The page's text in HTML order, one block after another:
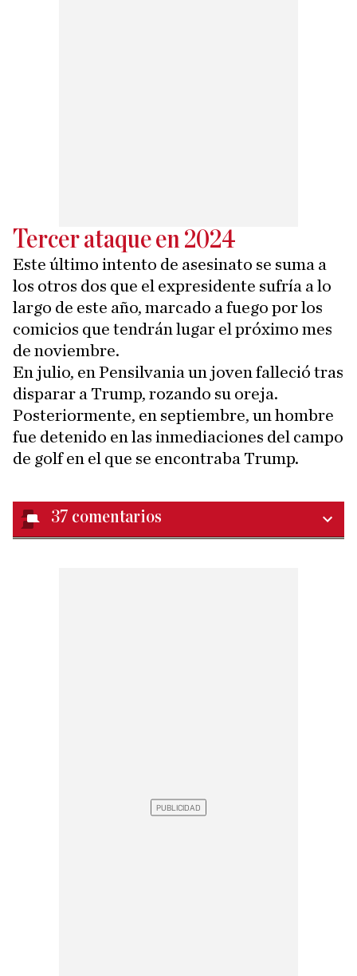
Tercer ataque en 2024
Este último intento de asesinato se suma a
los otros dos que el expresidente sufría a lo
largo de este año, marcado a fuego por los
comicios que tendrán lugar el próximo mes
de noviembre.
En julio, en Pensilvania un joven falleció tras
disparar a Trump, rozando su oreja.
Posteriormente, en septiembre, un hombre
fue detenido en las inmediaciones del campo
de golf en el que se encontraba Trump.
37 comentarios